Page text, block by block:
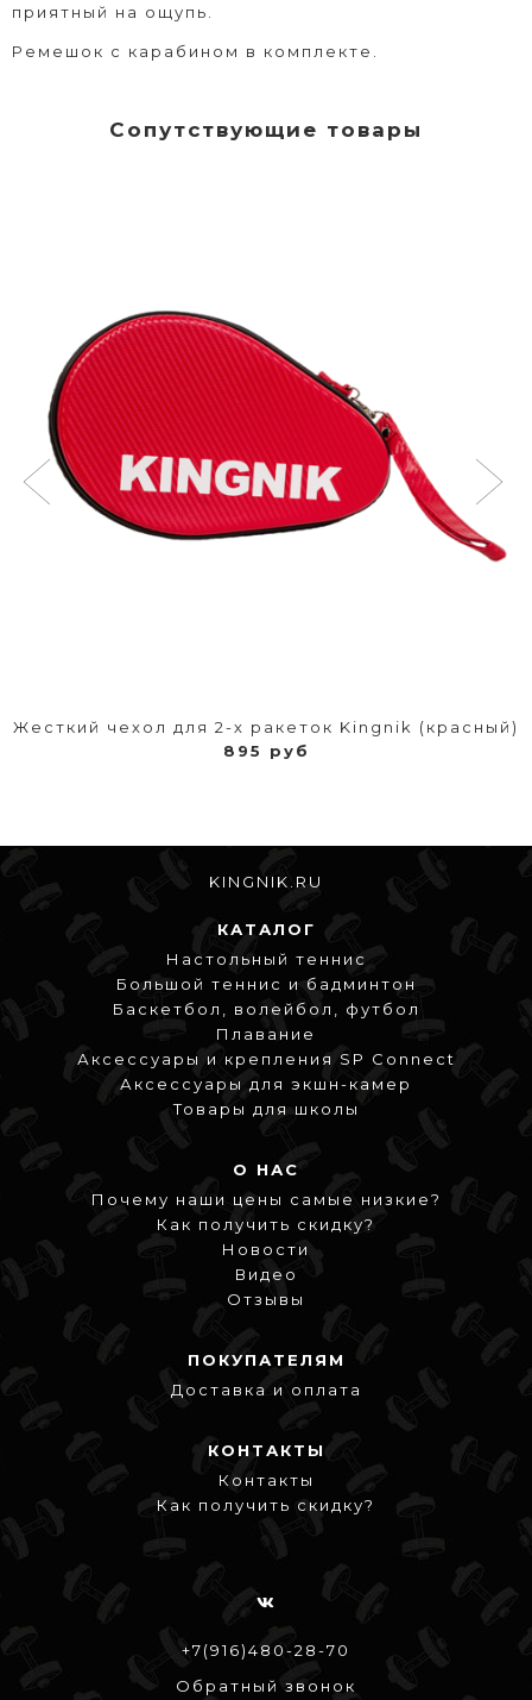
приятный на ощупь.
Ремешок с карабином в комплекте.
Сопутствующие товары
Жесткий чехол для 2-х ракеток Kingnik (красный)
895 руб
KINGNIK.RU
КАТАЛОГ
Настольный теннис
Большой теннис и бадминтон
Баскетбол, волейбол, футбол
Плавание
Аксессуары и крепления SP Connect
Аксессуары для экшн-камер
Товары для школы
О НАС
Почему наши цены самые низкие?
Как получить скидку?
Новости
Видео
Отзывы
ПОКУПАТЕЛЯМ
Доставка и оплата
КОНТАКТЫ
Контакты
Как получить скидку?
+7(916)480-28-70
Обратный звонок